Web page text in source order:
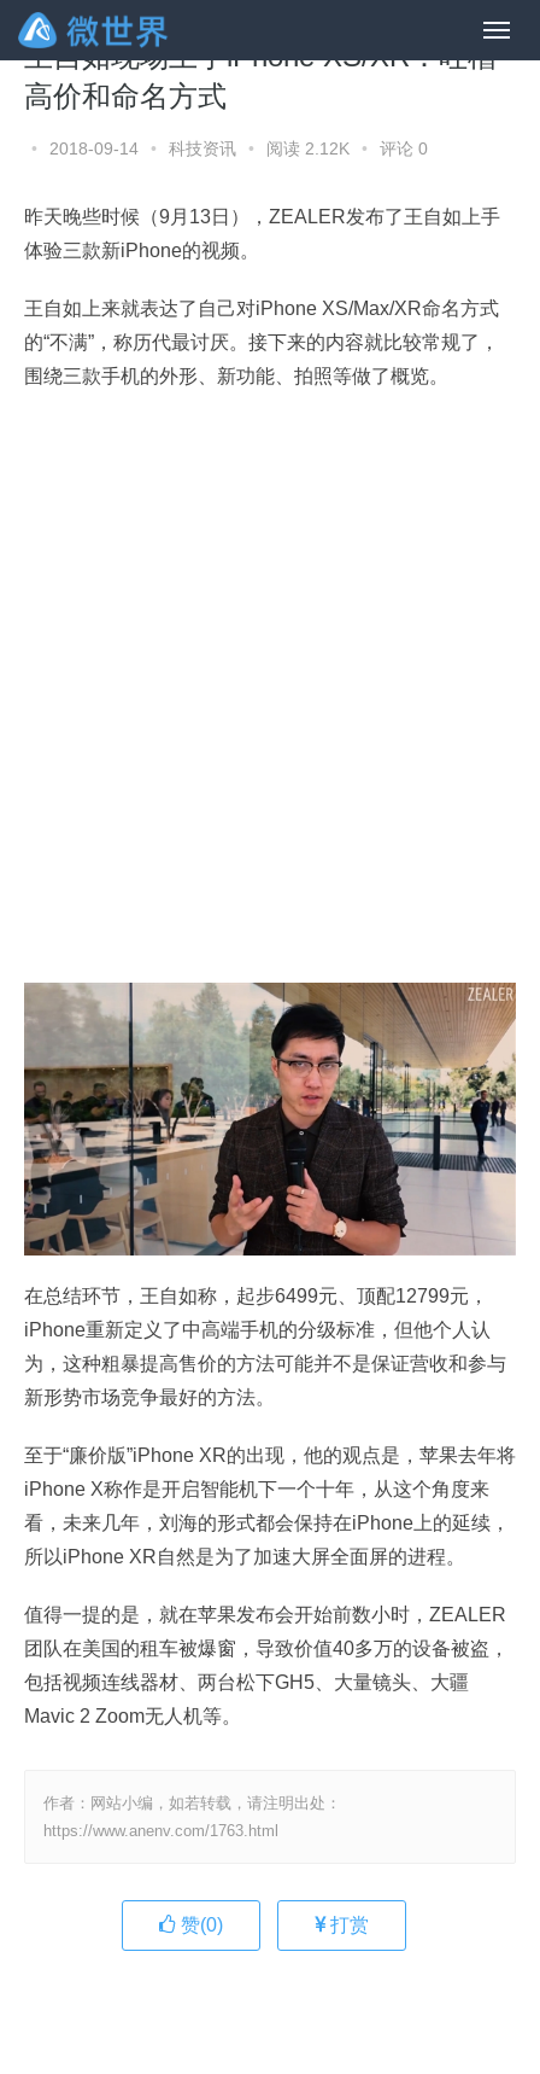
王自如现场上手iPhone XS/XR：吐槽
高价和命名方式
• 2018-09-14 • 科技资讯 • 阅读 2.12K • 评论 0
昨天晚些时候（9月13日），ZEALER发布了王自如上手
体验三款新iPhone的视频。
王自如上来就表达了自己对iPhone XS/Max/XR命名方式
的“不满”，称历代最讨厌。接下来的内容就比较常规了，
围绕三款手机的外形、新功能、拍照等做了概览。
在总结环节，王自如称，起步6499元、顶配12799元，
iPhone重新定义了中高端手机的分级标准，但他个人认
为，这种粗暴提高售价的方法可能并不是保证营收和参与
新形势市场竞争最好的方法。
至于“廉价版”iPhone XR的出现，他的观点是，苹果去年将
iPhone X称作是开启智能机下一个十年，从这个角度来
看，未来几年，刘海的形式都会保持在iPhone上的延续，
所以iPhone XR自然是为了加速大屏全面屏的进程。
值得一提的是，就在苹果发布会开始前数小时，ZEALER
团队在美国的租车被爆窗，导致价值40多万的设备被盗，
包括视频连线器材、两台松下GH5、大量镜头、大疆
Mavic 2 Zoom无人机等。
作者：网站小编，如若转载，请注明出处：
https://www.anenv.com/1763.html
赞(0) 打赏